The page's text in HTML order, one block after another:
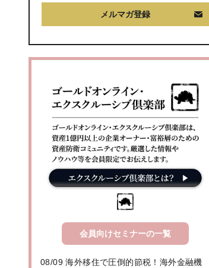
メルマガ登録
会員向けセミナーの一覧
08/09 海外移住で圧倒的節税！海外金融機